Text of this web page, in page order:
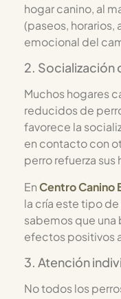
hogar canino, al
(paseos,
emocional del
2. Socialización
Muchos hogares
reducidos de
favorece la
en contacto con
perro refuerza
EnCentro Canino
la cría este tipo
sabemos que
efectos positivos
3. Atención
No todos los